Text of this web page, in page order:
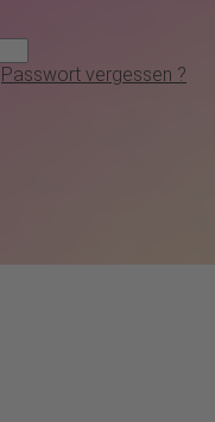
Passwort vergessen ?